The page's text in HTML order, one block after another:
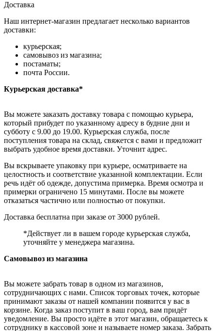
Доставка
Наш интернет-магазин предлагает несколько вариантов
доставки:
курьерская;
самовывоз из магазина;
постаматы;
почта России.
Курьерская доставка*
Вы можете заказать доставку товара с помощью курьера,
который прибудет по указанному адресу в будние дни и
субботу с 9.00 до 19.00. Курьерская служба, после
поступления товара на склад, свяжется с вами и предложит
выбрать удобное время доставки. Уточнит адрес.
Вы вскрываете упаковку при курьере, осматриваете на
целостность и соответствие указанной комплектации. Если
речь идёт об одежде, допустима примерка. Время осмотра и
примерки ограничено 15 минутами. После вы можете
отказаться частично или полностью от покупки.
Доставка бесплатна при заказе от 3000 рублей.
*Действует ли в вашем городе курьерская служба,
уточняйте у менеджера магазина.
Самовывоз из магазина
Вы можете забрать товар в одном из магазинов,
сотрудничающих с нами. Список торговых точек, которые
принимают заказы от нашей компании появится у вас в
корзине. Когда заказ поступит в ваш город, вам придёт
уведомление. Вы просто идёте в этот магазин, обращаетесь к
сотруднику в кассовой зоне и называете номер заказа. Забрать